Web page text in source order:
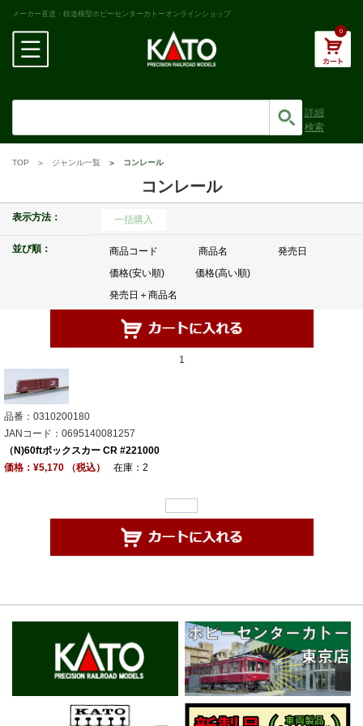
メーカー直送・鉄道模型ホビーセンターカトーオンラインショップ
0
詳細
検索
TOP ジャンル一覧 コンレール
コンレール
表示方法： 一括購入
並び順： 商品コード 商品名
発売日
価格(安い順)
価格(高い順)
発売日＋商品名
1
品番：0310200180
JANコード：0695140081257
（N)60ftボックスカー CR #221000
価格：¥5,170 （税込）
在庫：2